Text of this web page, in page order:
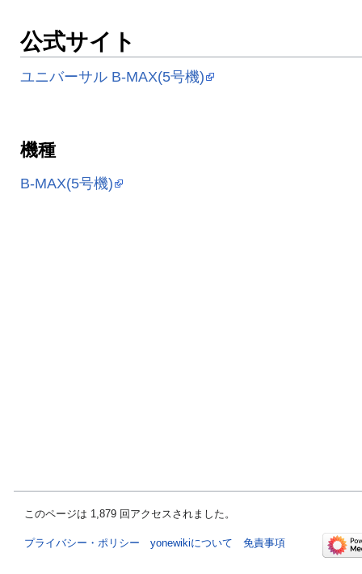
公式サイト
ユニバーサル B-MAX(5号機)
機種
B-MAX(5号機)
このページは 1,879 回アクセスされました。
プライバシー・ポリシー yonewikiについて 免責事項